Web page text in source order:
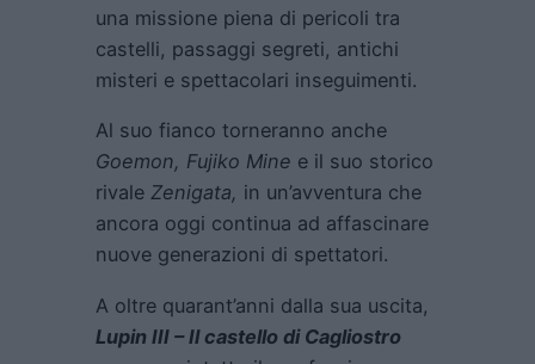
una missione piena di pericoli tra
castelli, passaggi segreti, antichi
misteri e spettacolari inseguimenti.
Al suo fianco torneranno anche
Goemon, Fujiko Mine e il suo storico
rivale Zenigata, in un’avventura che
ancora oggi continua ad affascinare
nuove generazioni di spettatori.
A oltre quarant’anni dalla sua uscita,
Lupin III – Il castello di Cagliostro